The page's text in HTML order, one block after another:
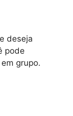
deseja
pode
grupo.